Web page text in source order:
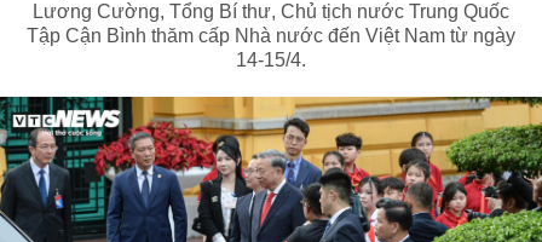
Lương Cường, Tổng Bí thư, Chủ tịch nước Trung Quốc
Tập Cận Bình thăm cấp Nhà nước đến Việt Nam từ ngày
14-15/4.